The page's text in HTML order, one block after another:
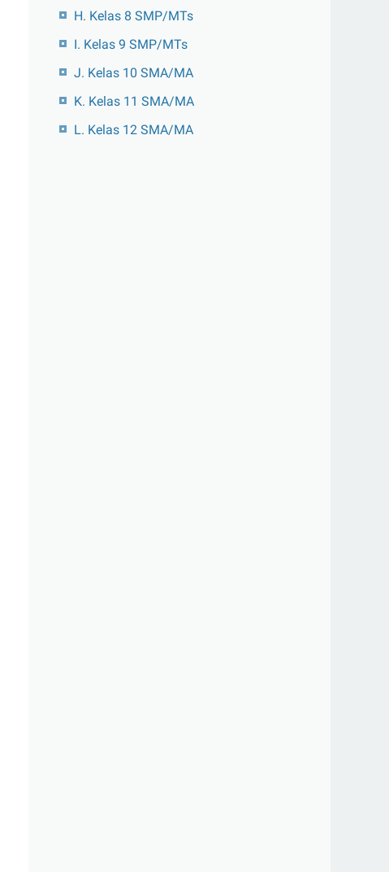
H. Kelas 8 SMP/MTs
I. Kelas 9 SMP/MTs
J. Kelas 10 SMA/MA
K. Kelas 11 SMA/MA
L. Kelas 12 SMA/MA